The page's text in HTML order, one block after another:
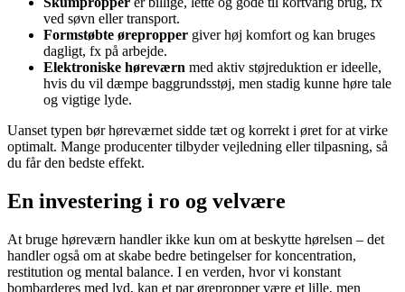
ved søvn eller transport.
Formstøbte ørepropper giver høj komfort og kan bruges
dagligt, fx på arbejde.
Elektroniske høreværn med aktiv støjreduktion er ideelle,
hvis du vil dæmpe baggrundsstøj, men stadig kunne høre tale
og vigtige lyde.
Uanset typen bør høreværnet sidde tæt og korrekt i øret for at virke
optimalt. Mange producenter tilbyder vejledning eller tilpasning, så
du får den bedste effekt.
En investering i ro og velvære
At bruge høreværn handler ikke kun om at beskytte hørelsen – det
handler også om at skabe bedre betingelser for koncentration,
restitution og mental balance. I en verden, hvor vi konstant
bombarderes med lyd, kan et par ørepropper være et lille, men